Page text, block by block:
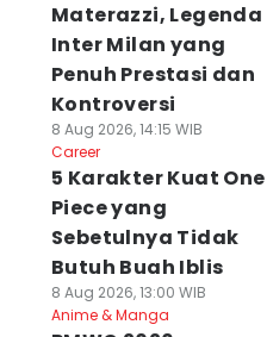
Materazzi, Legenda
Inter Milan yang
Penuh Prestasi dan
Kontroversi
8 Aug 2026, 14:15 WIB
Career
5 Karakter Kuat One
Piece yang
Sebetulnya Tidak
Butuh Buah Iblis
8 Aug 2026, 13:00 WIB
Anime & Manga